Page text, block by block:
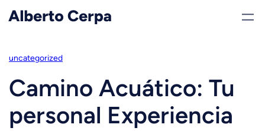
Saltar
uncategorized
Camino Acuático: Tu
personal Experiencia